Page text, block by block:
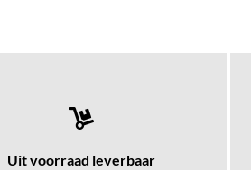
Uit voorraad leverbaar